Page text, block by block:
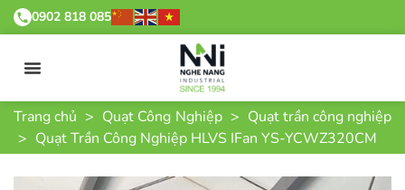
0902 818 085
Trang chủ > Quạt Công Nghiệp > Quạt trần công nghiệp
> Quạt Trần Công Nghiệp HLVS IFan YS-YCWZ320CM